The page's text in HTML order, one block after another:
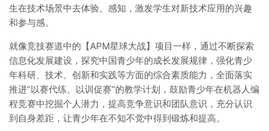
生在技术场景中去体验、感知，激发学生对新技术应用的兴趣
和参与感。
就像竞技赛道中的【APM星球大战】项目一样，通过不断探索
信息化发展建设，探究中国青少年的成长发展规律，强化青少
年科研、技术、创新和实践等方面的综合素质能力，全面落实
推进“以赛代练、以训促赛”的教学计划，鼓励青少年在机器人编
程竞赛中挖掘个人潜力，提高竞争意识和团队意识，充分认识
到自身差距，让青少年在不知不觉中得到锻炼和提高。